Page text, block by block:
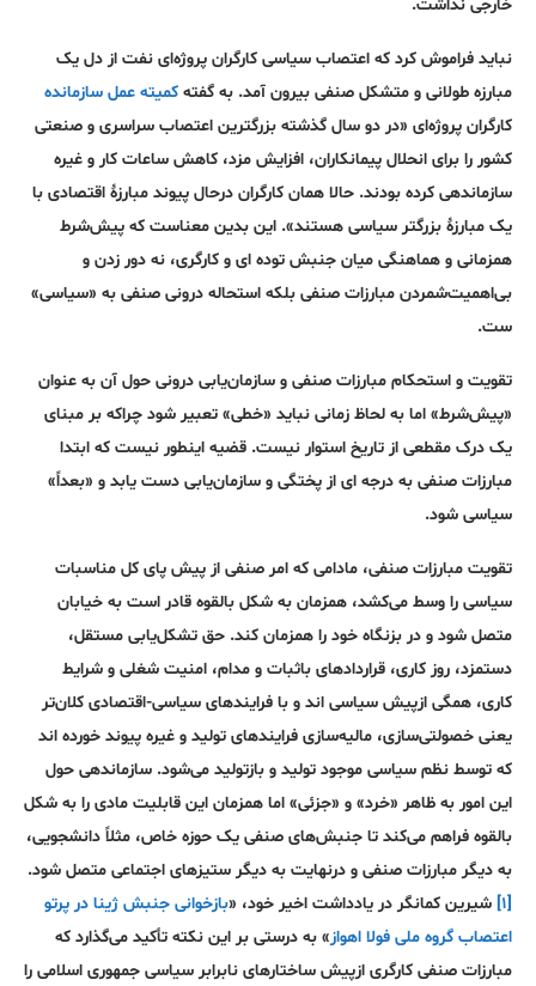
خارجی نداشت.
نباید فراموش کرد که اعتصاب سیاسی کارگران پروژه‌ای نفت از دل یک
مبارزه طولانی و متشکل صنفی بیرون آمد. به گفته کمیته عمل سازمانده
کارگران پروژه‌ای «در دو سال گذشته بزرگترین اعتصاب سراسری و صنعتی
کشور را برای انحلال پیمانکاران، افزایش مزد، کاهش ساعات کار و غیره
سازماندهی کرده بودند. حالا همان کارگران درحال پیوند مبارزۀ اقتصادی با
یک مبارزۀ بزرگتر سیاسی هستند». این بدین معناست که پیش‌شرط
همزمانی و هماهنگی میان جنبش توده ای و کارگری، نه دور زدن و
بی‌اهمیت‌شمردن مبارزات صنفی بلکه استحاله درونی صنفی به «سیاسی»
ست.
تقویت و استحکام مبارزات صنفی و سازمان‌یابی درونی حول آن به عنوان
«پیش‌شرط» اما به لحاظ زمانی نباید «خطی» تعبیر شود چراکه بر مبنای
یک درک مقطعی از تاریخ استوار نیست. قضیه اینطور نیست که ابتدا
مبارزات صنفی به درجه ای از پختگی و سازمان‌یابی دست یابد و «بعداً»
سیاسی شود.
تقویت مبارزات صنفی، مادامی که امر صنفی از پیش پای کل مناسبات
سیاسی را وسط می‌کشد، همزمان به شکل بالقوه قادر است به خیابان
متصل شود و در بزنگاه خود را همزمان کند. حق تشکل‌یابی مستقل،
دستمزد، روز کاری، قرارداد‌های باثبات و مدام، امنیت شغلی و شرایط
کاری، همگی ازپیش سیاسی اند و با فرایند‌های سیاسی-اقتصادی کلان‌تر
یعنی خصولتی‌سازی، مالیه‌سازی فرایند‌های تولید و غیره پیوند خورده اند
که توسط نظم سیاسی موجود تولید و بازتولید می‌شود. سازماندهی حول
این امور به ظاهر «خرد» و «جزئی» اما همزمان این قابلیت مادی را به شکل
بالقوه فراهم می‌کند تا جنبش‌های صنفی یک حوزه خاص، مثلاً دانشجویی،
به دیگر مبارزات صنفی و درنهایت به دیگر ستیز‌های اجتماعی متصل شود.
[۱]
شیرین کمانگر در یادداشت اخیر خود، «بازخوانی جنبش ژینا در پرتو
اعتصاب گروه ملی فولا اهواز» به درستی بر این نکته تأکید می‌گذارد که
مبارزات صنفی کارگری ازپیش ساختار‌های نابرابر سیاسی جمهوری اسلامی را